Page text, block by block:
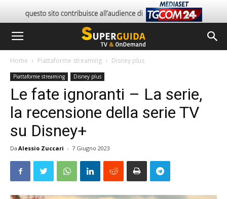
Home Piattaforme streaming Disney plus
Piattaforme streaming Disney plus
Le fate ignoranti – La serie,
la recensione della serie TV
su Disney+
Da Alessio Zuccari - 7 Giugno 2023